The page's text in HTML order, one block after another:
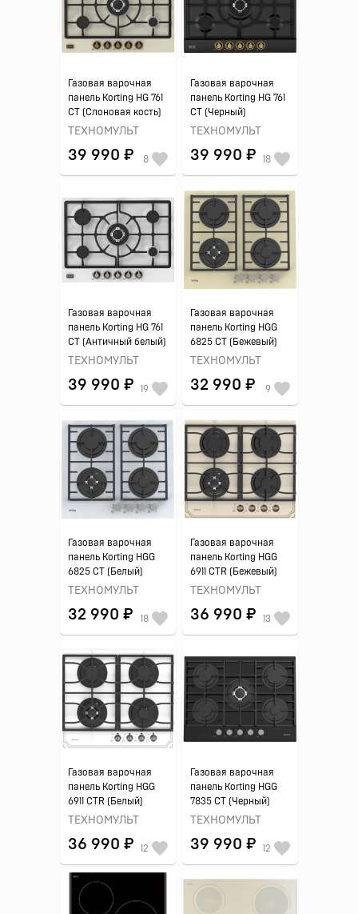
Газовая варочная
панель Korting HG 761
CT (Слоновая кость)
ТЕХНОМУЛЬТ
39 990 ₽ 8
Газовая варочная
панель Korting HG 761
CT (Черный)
ТЕХНОМУЛЬТ
39 990 ₽ 18
Газовая варочная
панель Korting HG 761
CT (Античный белый)
ТЕХНОМУЛЬТ
39 990 ₽ 19
Газовая варочная
панель Korting HGG
6825 CT (Бежевый)
ТЕХНОМУЛЬТ
32 990 ₽ 9
Газовая варочная
панель Korting HGG
6825 CT (Белый)
ТЕХНОМУЛЬТ
32 990 ₽ 18
Газовая варочная
панель Korting HGG
6911 CTR (Бежевый)
ТЕХНОМУЛЬТ
36 990 ₽ 13
Газовая варочная
панель Korting HGG
6911 CTR (Белый)
ТЕХНОМУЛЬТ
36 990 ₽ 12
Газовая варочная
панель Korting HGG
7835 CT (Черный)
ТЕХНОМУЛЬТ
39 990 ₽ 12